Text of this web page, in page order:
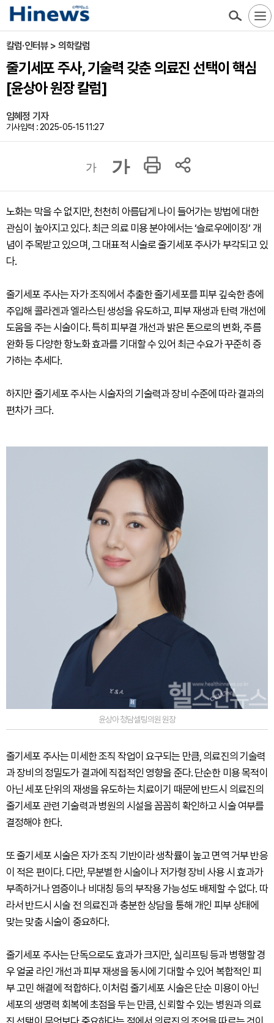
칼럼·인터뷰 > 의학칼럼
줄기세포 주사, 기술력 갖춘 의료진 선택이 핵심
[윤상아 원장 칼럼]
임혜정 기자
기사입력 : 2025-05-15 11:27
가 가
노화는 막을 수 없지만, 천천히 아름답게 나이 들어가는 방법에 대한
관심이 높아지고 있다. 최근 의료 미용 분야에서는 ‘슬로우에이징’ 개
념이 주목받고 있으며, 그 대표적 시술로 줄기세포 주사가 부각되고 있
다.
줄기세포 주사는 자가 조직에서 추출한 줄기세포를 피부 깊숙한 층에
주입해 콜라겐과 엘라스틴 생성을 유도하고, 피부 재생과 탄력 개선에
도움을 주는 시술이다. 특히 피부결 개선과 밝은 톤으로의 변화, 주름
완화 등 다양한 항노화 효과를 기대할 수 있어 최근 수요가 꾸준히 증
가하는 추세다.
하지만 줄기세포 주사는 시술자의 기술력과 장비 수준에 따라 결과의
편차가 크다.
윤상아 청담셀팅의원 원장
줄기세포 주사는 미세한 조직 작업이 요구되는 만큼, 의료진의 기술력
과 장비의 정밀도가 결과에 직접적인 영향을 준다. 단순한 미용 목적이
아닌 세포 단위의 재생을 유도하는 치료이기 때문에 반드시 의료진의
줄기세포 관련 기술력과 병원의 시설을 꼼꼼히 확인하고 시술 여부를
결정해야 한다.
또 줄기세포 시술은 자가 조직 기반이라 생착률이 높고 면역 거부 반응
이 적은 편이다. 다만, 무분별한 시술이나 저가형 장비 사용 시 효과가
부족하거나 염증이나 비대칭 등의 부작용 가능성도 배제할 수 없다. 따
라서 반드시 시술 전 의료진과 충분한 상담을 통해 개인 피부 상태에
맞는 맞춤 시술이 중요하다.
줄기세포 주사는 단독으로도 효과가 크지만, 실리프팅 등과 병행할 경
우 얼굴 라인 개선과 피부 재생을 동시에 기대할 수 있어 복합적인 피
부 고민 해결에 적합하다. 이처럼 줄기세포 시술은 단순 미용이 아닌
세포의 생명력 회복에 초점을 두는 만큼, 신뢰할 수 있는 병원과 의료